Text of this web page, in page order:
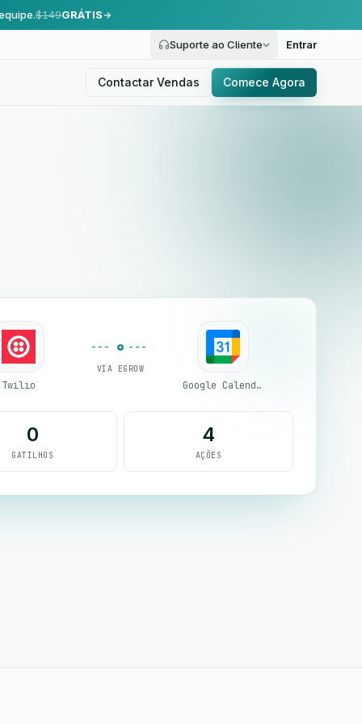
$149GRÁTIS
Suporte ao Cliente Entrar
Contactar Vendas Comece Agora
Twilio
VIA EGROW
Google Calendar
0
GATILHOS
4
AÇÕES